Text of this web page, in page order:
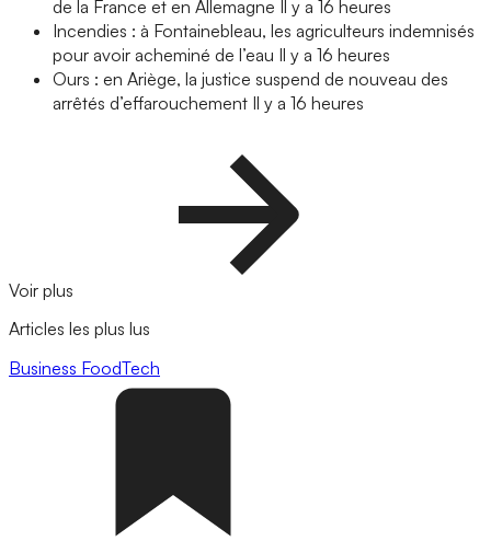
de la France et en Allemagne
Il y a 16 heures
Incendies : à Fontainebleau, les agriculteurs indemnisés
pour avoir acheminé de l’eau Il y a 16 heures
Ours : en Ariège, la justice suspend de nouveau des
arrêtés d’effarouchement Il y a 16 heures
Voir plus
Articles les plus lus
Business FoodTech